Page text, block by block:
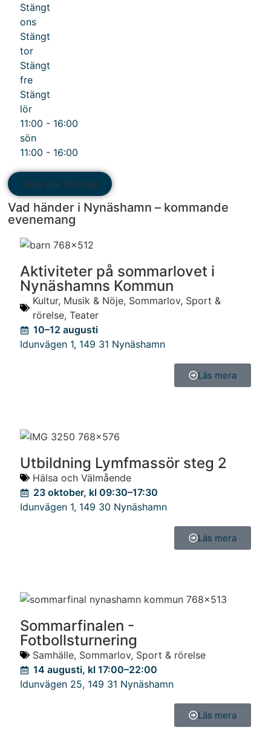
Stängt
ons
Stängt
tor
Stängt
fre
Stängt
lör
11:00 - 16:00
sön
11:00 - 16:00
Visa alla företag
Vad händer i Nynäshamn – kommande
evenemang
Aktiviteter på sommarlovet i
Nynäshamns Kommun
Kultur, Musik & Nöje, Sommarlov, Sport &
rörelse,Teater
10–12 augusti
Idunvägen 1, 149 31 Nynäshamn
Läs mera
Utbildning Lymfmassör steg 2
Hälsa och Välmående
23 oktober, kl 09:30–17:30
Idunvägen 1, 149 30 Nynäshamn
Läs mera
Sommarfinalen -
Fotbollsturnering
Samhälle, Sommarlov, Sport & rörelse
14 augusti, kl 17:00–22:00
Idunvägen 25, 149 31 Nynäshamn
Läs mera